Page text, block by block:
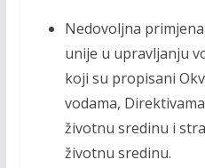
Nedovoljna
unije u upravljanju
koji su propisani
vodama,
životnu sredinu i
životnu sredinu.